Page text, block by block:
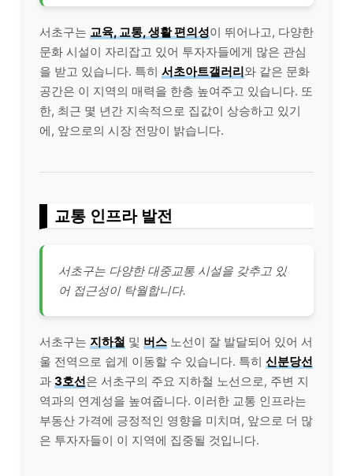
서초구는 교육, 교통, 생활 편의성이 뛰어나고, 다양한
문화 시설이 자리잡고 있어 투자자들에게 많은 관심
을 받고 있습니다. 특히 서초아트갤러리와 같은 문화
공간은 이 지역의 매력을 한층 높여주고 있습니다. 또
한, 최근 몇 년간 지속적으로 집값이 상승하고 있기
에, 앞으로의 시장 전망이 밝습니다.
교통 인프라 발전
서초구는 다양한 대중교통 시설을 갖추고 있
어 접근성이 탁월합니다.
서초구는 지하철 및 버스 노선이 잘 발달되어 있어 서
울 전역으로 쉽게 이동할 수 있습니다. 특히 신분당선
과 3호선은 서초구의 주요 지하철 노선으로, 주변 지
역과의 연계성을 높여줍니다. 이러한 교통 인프라는
부동산 가격에 긍정적인 영향을 미치며, 앞으로 더 많
은 투자자들이 이 지역에 집중될 것입니다.